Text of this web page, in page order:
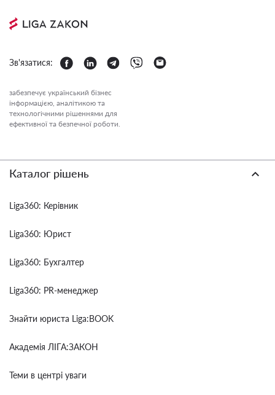
Зв'язатися:
забезпечує український бізнес
інформацією, аналітикою та
технологічними рішеннями для
ефективної та безпечної роботи.
Каталог рішень
Liga360: Керівник
Liga360: Юрист
Liga360: Бухгалтер
Liga360: PR-менеджер
Знайти юриста Liga:BOOK
Академія ЛІГА:ЗАКОН
Теми в центрі уваги